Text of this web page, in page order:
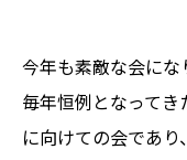
今年も素敵な会にな
毎年恒例となって
に向けての会であり